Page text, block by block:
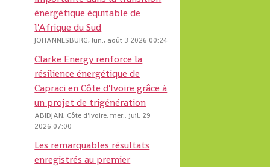
énergétique équitable de
l'Afrique du Sud
JOHANNESBURG, lun., août 3 2026 00:24
Clarke Energy renforce la
résilience énergétique de
Capraci en Côte d'Ivoire grâce à
un projet de trigénération
ABIDJAN, Côte d'Ivoire, mer., juil. 29
2026 07:00
Les remarquables résultats
enregistrés au premier